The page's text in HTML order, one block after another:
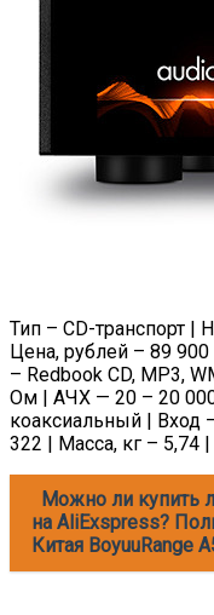
Тип – CD-транспорт |
Цена, рублей – 89
– Redbook CD, MP3,
Ом | АЧХ — 20 – 20
коаксиальный | Вход
322 | Масса, кг – 5,74
Можно ли купить
на AliExspress?
Китая BoyuuRange